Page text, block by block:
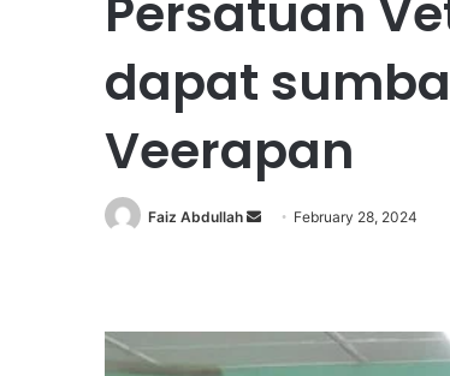
dapat
Veerapan
Faiz Abdullah
a
February 28, 2024